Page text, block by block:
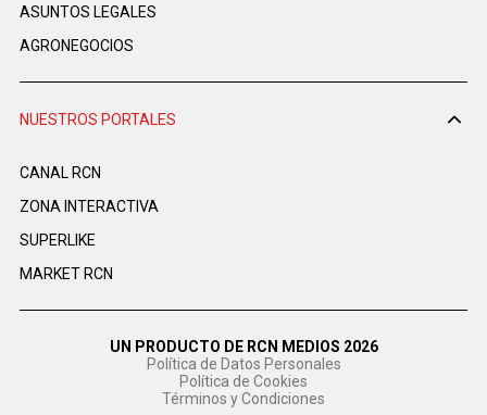
ASUNTOS LEGALES
AGRONEGOCIOS
NUESTROS PORTALES
CANAL RCN
ZONA INTERACTIVA
SUPERLIKE
MARKET RCN
UN PRODUCTO DE RCN MEDIOS 2026
Política de Datos Personales
Política de Cookies
Términos y Condiciones